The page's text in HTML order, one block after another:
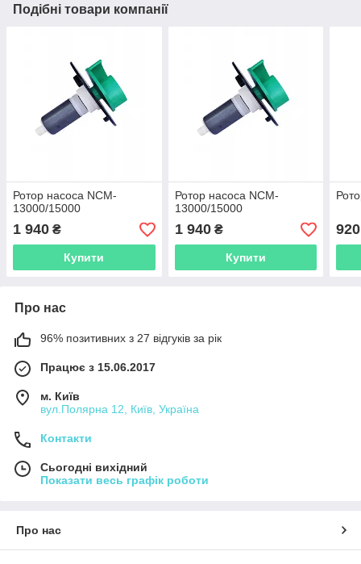
Подібні товари компанії
Ротор насоса NCM-
13000/15000
1 940 ₴
Купити
Ротор насоса NCM-
13000/15000
1 940₴
Купити
920
Про нас
96% позитивних з 27 відгуків за рік
Працює з 15.06.2017
м. Київ
вул.Полярна 12, Київ, Україна
Контакти
Сьогодні вихідний
Показати весь графік роботи
Про нас